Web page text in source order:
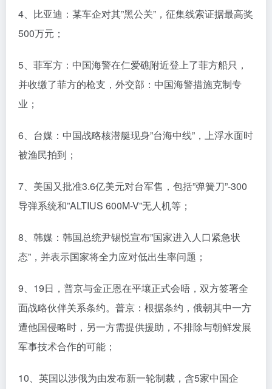
4、比亚迪：某车企对其”黑公关”，征集线索证据最高奖
500万元；
5、菲军方：中国海警在仁爱礁附近登上了菲方船只，
并收缴了菲方的枪支，外交部：中国海警措施克制专
业；
6、台媒：中国战略核潜艇现身”台海中线”，上浮水面时
被渔民拍到；
7、美国又批准3.6亿美元对台军售，包括”弹簧刀”-300
导弹系统和”ALTIUS 600M-V”无人机等；
8、韩媒：韩国总统尹锡悦宣布”国家进入人口紧急状
态”，并表示国家将全力应对低出生率问题；
9、19日，普京与金正恩在平壤正式会晤，双方签署全
面战略伙伴关系条约。普京：根据条约，俄朝其中一方
遭他国侵略时，另一方需提供援助，不排除与朝鲜发展
军事技术合作的可能；
10、英国以涉俄为由发布新一轮制裁，含5家中国企